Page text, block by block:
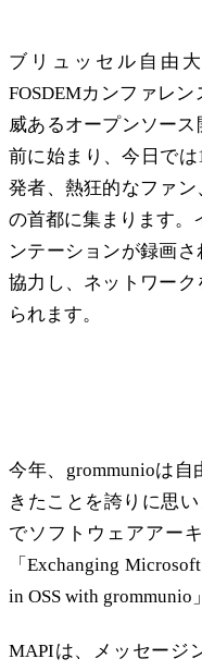
ブリュッセル自由
FOSDEMカンファレ
威あるオープンソー
前に始まり、今日で
発者、熱狂的なファ
の首都に集まります。
ンテーションが録画さ
協力し、ネットワーク
られます。
今年、grommunioは
きたことを誇りに思
でソフトウェアアー
「Exchanging
in OSS with grommunio
MAPIは、メッセージ